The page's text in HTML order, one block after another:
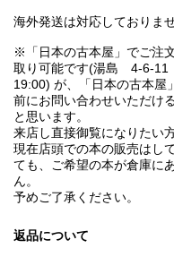
海外発送は対応しておりませ
※「日本の古本屋」でご注
取り可能です(湯島 4-6-
19:00) が、「日本の古本屋
前にお問い合わせいただけ
と思います。
来店し直接御覧になりたい
現在店頭での本の販売はし
ても、ご希望の本が倉庫に
ん。
予めご了承ください。
返品について